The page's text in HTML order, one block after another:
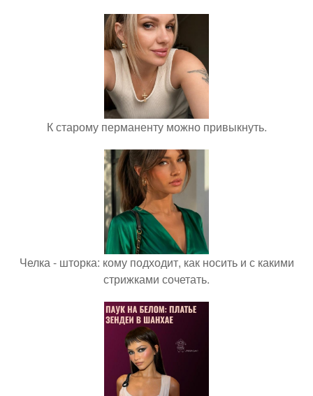
К старому перманенту можно привыкнуть.
Челка - шторка: кому подходит, как носить и с какими
стрижками сочетать.